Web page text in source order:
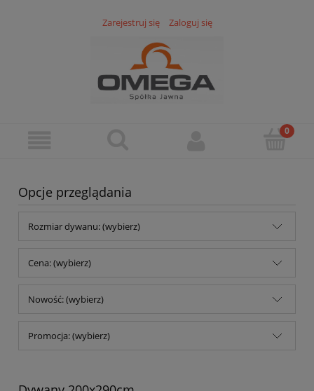
Zarejestruj się Zaloguj się
Opcje przeglądania
Rozmiar dywanu: (wybierz)
Cena: (wybierz)
Nowość: (wybierz)
Promocja: (wybierz)